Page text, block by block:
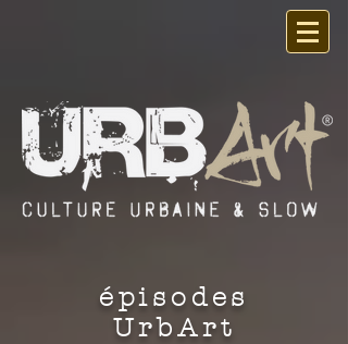
épisodes
UrbArt